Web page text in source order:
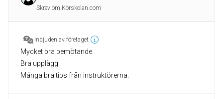
Skrev om Körskolan.com
Inbjuden av företaget
Mycket bra bemötande.
Bra upplägg.
Många bra tips från instruktörerna.